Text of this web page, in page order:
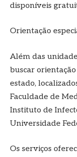
disponíveis
Orientação
Além das
buscar
estado,
Faculdade de
Instituto de
Universidade
Os serviços